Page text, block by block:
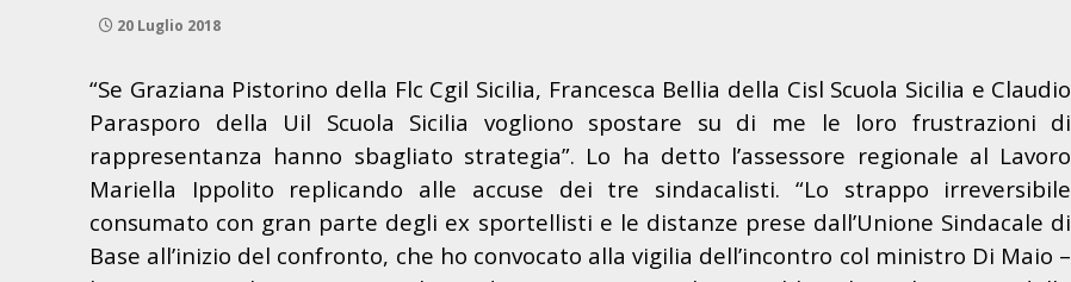
20 Luglio 2018
“Se Graziana Pistorino della Flc Cgil Sicilia, Francesca Bellia della Cisl Scuola Sicilia e Claudio
Parasporo della Uil Scuola Sicilia vogliono spostare su di me le loro frustrazioni di
rappresentanza hanno sbagliato strategia”. Lo ha detto l’assessore regionale al Lavoro
Mariella Ippolito replicando alle accuse dei tre sindacalisti. “Lo strappo irreversibile
consumato con gran parte degli ex sportellisti e le distanze prese dall’Unione Sindacale di
Base all’inizio del confronto, che ho convocato alla vigilia dell’incontro col ministro Di Maio –